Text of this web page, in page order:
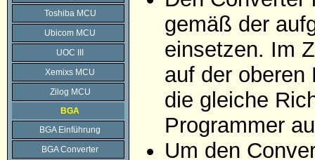
Toshiba MCU
Ubicom MCU
UOC III
Xemixs MCU
Zilog MCU
BGA
BGA Einführung
BGA Converter
gemäß der
einsetzen. Im
auf der
die gleiche
Programmer
Um den